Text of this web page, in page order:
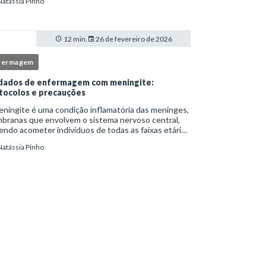
e atuação criteriosa da equipe de
12 min. 26 de fevereiro de 2026
de enfermagem com meningite:
e precauções
é uma condição inflamatória das meninges,
que envolvem o sistema nervoso central,
acometer indivíduos de todas as faixas etárias
até situações de extrem
Pinho